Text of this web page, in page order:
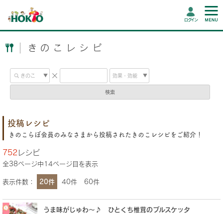
ログイン
きのこレシピ
検索
投稿レシピ
きのこらぼ会員のみなさまから投稿されたきのこレシピをご紹介！
752 レシピ
全38ページ中14ページ目を表示
表示件数： 20件 40件 60件
うま味がじゅわ～♪ ひとくち椎茸のブルスケッタ